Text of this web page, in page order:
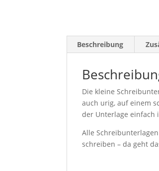
Beschreibung
Die kleine
auch urig, auf einem
der Unterlage einfach
Alle
schreiben – da geht